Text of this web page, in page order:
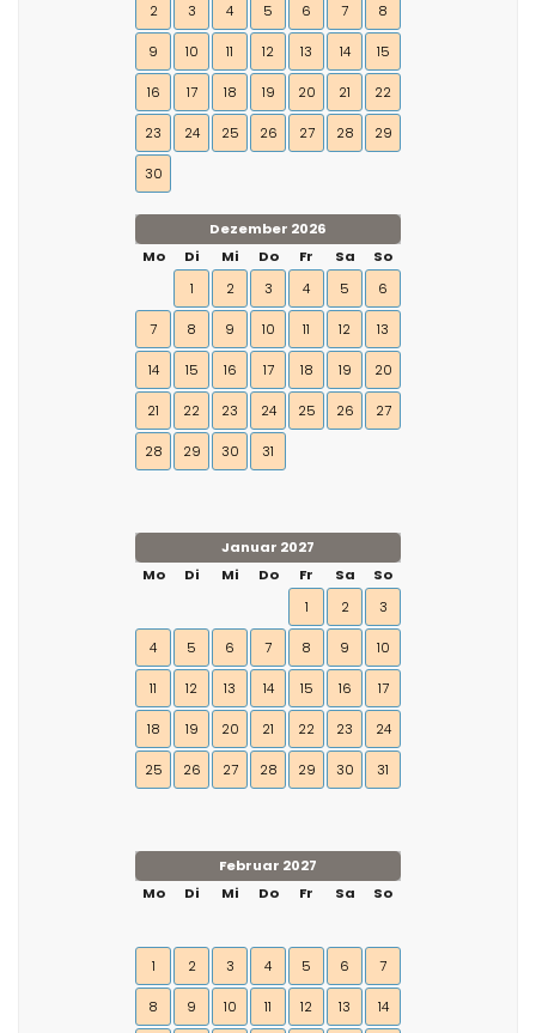
2 3 4 5 6 7 8
9 10 11 12 13 14 15
16 17 18 19 20 21 22
23 24 25 26 27 28 29
30
Dezember 2026
Mo
Di Mi Do Fr Sa
So
1
2 3 4 5 6
7 8 9 10 11 12 13
14 15 16 17 18 19 20
21 22 23 24 25 26 27
28 29 30 31
Januar 2027
Mo
Di Mi Do Fr Sa
So
1
2 3
4 5 6 7 8 9 10
11 12 13 14 15 16 17
18 19 20 21 22 23 24
25 26 27 28 29 30 31
Februar 2027
Mo
Di Mi Do Fr Sa So
1 2 3 4 5 6 7
8 9 10 11 12 13 14